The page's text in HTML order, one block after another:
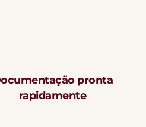
pronta
rapidamente